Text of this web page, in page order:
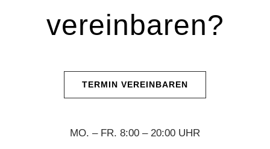
vereinbaren?
TERMIN VEREINBAREN
MO. – FR. 8:00 – 20:00 UHR